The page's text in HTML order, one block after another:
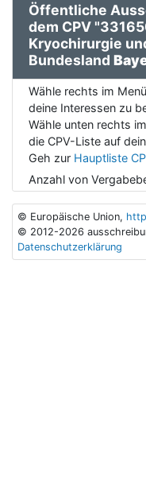
Öffentliche
dem CPV
Kryochirurgie
Bundesland
Wähle rechts im
deine Interessen zu
Wähle unten rechts
die CPV-Liste auf
Geh zur Hauptliste
Anzahl von
© Europäische Union,
© 2012-2026
Datenschutzerklärung